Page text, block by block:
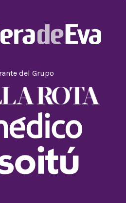
del Grupo